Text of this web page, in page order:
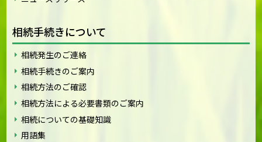
相続手続きについて
相続発生のご連絡
相続手続きのご案内
相続方法のご確認
相続方法による必要書類のご案内
相続についての基礎知識
用語集